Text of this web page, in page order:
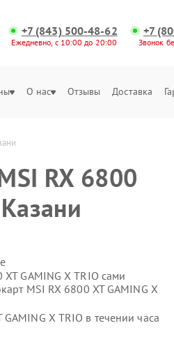
+7 (843) 500-48-62
Ежедневно, с 10:00 до 20:00
+7
Звонок
О нас Отзывы Доставка
RX 6800
GAMING X TRIO сами
MSI RX 6800 XT GAMING X
X TRIO в течении часа